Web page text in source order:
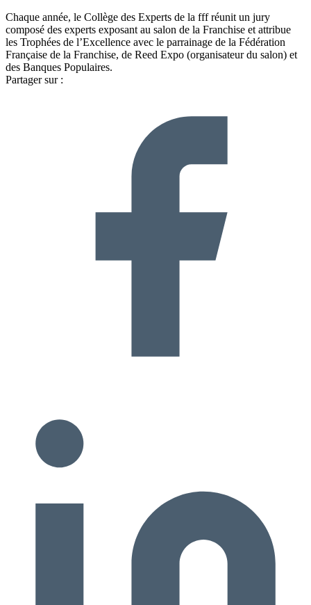
Chaque année, le Collège des Experts de la fff réunit un jury
composé des experts exposant au salon de la Franchise et attribue
les Trophées de l’Excellence avec le parrainage de la Fédération
Française de la Franchise, de Reed Expo (organisateur du salon) et
des Banques Populaires.
Partager sur :